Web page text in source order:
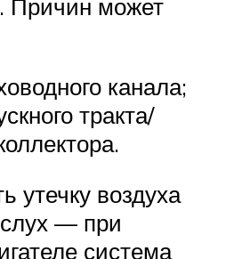
Причин может
канала;
тракта/
утечку воздуха
— при
система